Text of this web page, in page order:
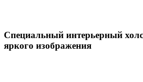
Специальный интерьерный
яркого изображения